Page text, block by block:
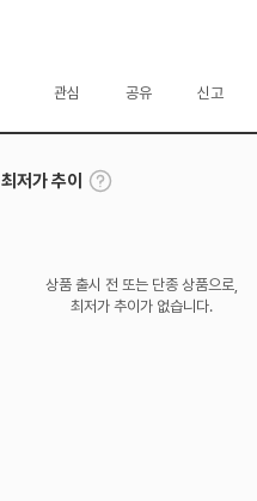
관심 공유 신고
최저가 추이
툴
팁
상품 출시 전 또는 단종 상품으로,
최저가 추이가 없습니다.